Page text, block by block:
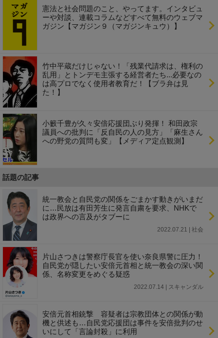
憲法と社会問題のこと、やってます。インタビュ
ーや対談、連載コラムなどすべて無料のウェブマ
ガジン【マガジン９（マガジンキュウ）】
竹中平蔵だけじゃない！「残業代請求は、権利の
乱用」とトンデモ主張する経営者たち...必要なの
は高プロでなく使用者教育だ！【ブラ弁は見
た！】
小籔千豊が久々安倍応援団ぶり発揮！ 和田政宗
議員への批判に「反自民の人の見方」「麻生さん
への野党の質問も変」【メディア定点観測】
話題の記事
統一教会と自民党の関係をごまかす動きがいまだ
に…民放は有田芳生に発言自粛を要求、NHKで
は政界への言及がタブーに
2022.07.21 | 社会
片山さつきは警察庁長官を使い奈良県警に圧力！
自民党が隠したい安倍元首相と統一教会の深い関
係、名称変更をめぐる疑惑
2022.07.14 | スキャンダル
安倍元首相銃撃 容疑者は宗教団体との関係が動
機と供述も…自民党応援団は事件を安倍批判のせ
いにして「言論封殺」に利用